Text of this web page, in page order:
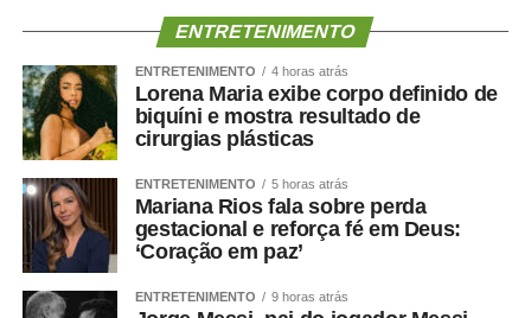
como decidiram fazê-las.”
Nota na íntegra:
Política se faz com responsabilidade, compromisso,
Wellington Fagundes e o Partido Liberal de Mato Grosso
demonstraram enorme dificuldade em compreender o
significado desses princípios – o que só contribui para
ENTRETENIMENTO
ENTRETENIMENTO 4 horas atrás
Lorena Maria exibe corpo definido de
biquíni e mostra resultado de
cirurgias plásticas
ENTRETENIMENTO 5 horas atrás
Mariana Rios fala sobre perda
gestacional e reforça fé em Deus:
‘Coração em paz’
ENTRETENIMENTO 9 horas atrás